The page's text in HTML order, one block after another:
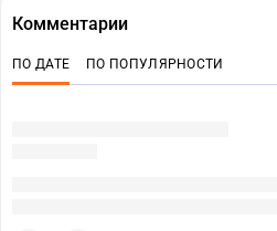
Комментарии
ПО ДАТЕ ПО ПОПУЛЯРНОСТИ